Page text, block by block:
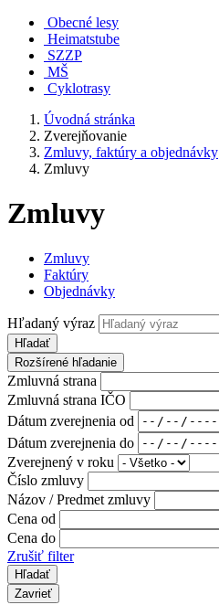
Obecné lesy
Heimatstube
SZZP
MŠ
Cyklotrasy
Úvodná stránka
Zverejňovanie
Zmluvy, faktúry a objednávky
Zmluvy
Zmluvy
Zmluvy
Faktúry
Objednávky
Hľadaný výraz
Hľadať
Rozšírené hľadanie
Zmluvná strana
Zmluvná strana IČO
Dátum zverejnenia od
Dátum zverejnenia do
Zverejnený v roku
Číslo zmluvy
Názov / Predmet zmluvy
Cena od
Cena do
Zrušiť filter
Zavrieť